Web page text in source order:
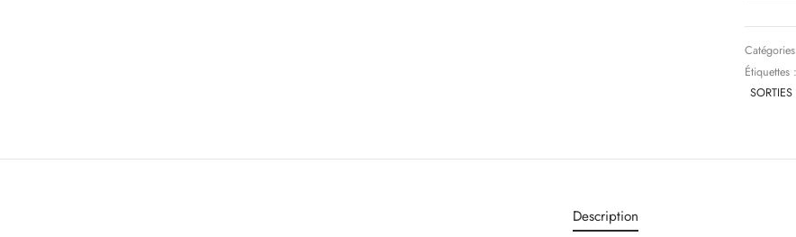
Étiquettes :
Description